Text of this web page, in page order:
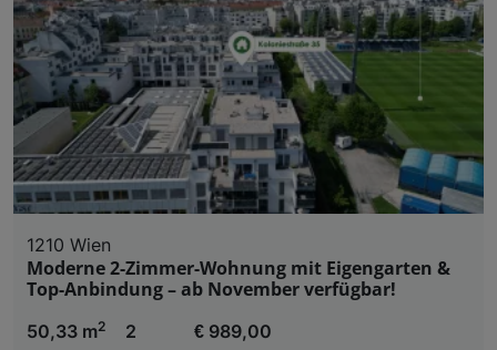
1210 Wien
Moderne 2-Zimmer-Wohnung mit Eigengarten &
Top-Anbindung – ab November verfügbar!
50,33 m2
2 € 989,00